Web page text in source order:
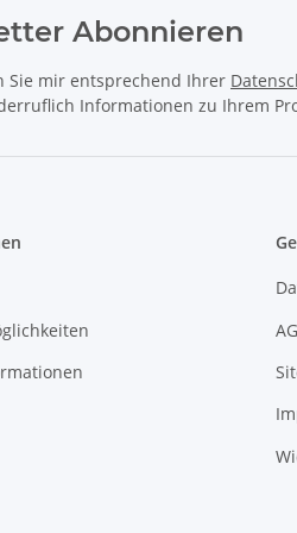
Abonnieren
Sie mir entsprechend Ihrer
Informationen zu Ihrem